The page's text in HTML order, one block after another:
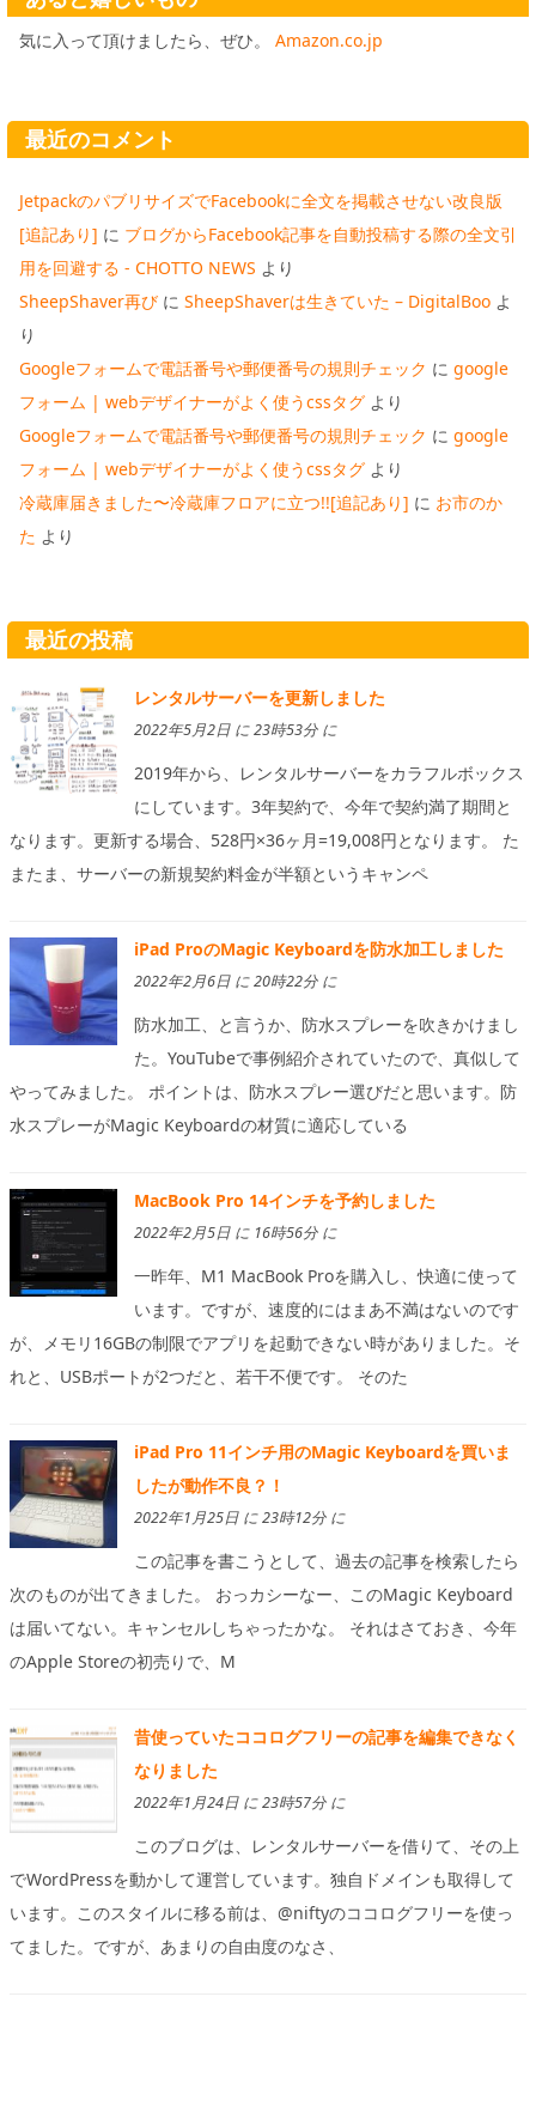
気に入って頂けましたら、ぜひ。 Amazon.co.jp
最近のコメント
JetpackのパブリサイズでFacebookに全文を掲載させない改良版
[追記あり] に ブログからFacebook記事を自動投稿する際の全文引
用を回避する - CHOTTO NEWS より
SheepShaver再び に SheepShaverは生きていた – DigitalBoo よ
り
Googleフォームで電話番号や郵便番号の規則チェック に google
フォーム | webデザイナーがよく使うcssタグ より
Googleフォームで電話番号や郵便番号の規則チェック に google
フォーム | webデザイナーがよく使うcssタグ より
冷蔵庫届きました〜冷蔵庫フロアに立つ!![追記あり] に お市のか
た より
最近の投稿
レンタルサーバーを更新しました
2022年5月2日 に 23時53分 に
2019年から、レンタルサーバーをカラフルボックス
にしています。3年契約で、今年で契約満了期間と
なります。更新する場合、528円×36ヶ月=19,008円となります。 た
またま、サーバーの新規契約料金が半額というキャンペ
iPad ProのMagic Keyboardを防水加工しました
2022年2月6日 に 20時22分 に
防水加工、と言うか、防水スプレーを吹きかけまし
た。YouTubeで事例紹介されていたので、真似して
やってみました。 ポイントは、防水スプレー選びだと思います。防
水スプレーがMagic Keyboardの材質に適応している
MacBook Pro 14インチを予約しました
2022年2月5日 に 16時56分 に
一昨年、M1 MacBook Proを購入し、快適に使って
います。ですが、速度的にはまあ不満はないのです
が、メモリ16GBの制限でアプリを起動できない時がありました。そ
れと、USBポートが2つだと、若干不便です。 そのた
iPad Pro 11インチ用のMagic Keyboardを買いま
したが動作不良？！
2022年1月25日 に 23時12分 に
この記事を書こうとして、過去の記事を検索したら
次のものが出てきました。 おっカシーなー、このMagic Keyboard
は届いてない。キャンセルしちゃったかな。 それはさておき、今年
のApple Storeの初売りで、M
昔使っていたココログフリーの記事を編集できなく
なりました
2022年1月24日 に 23時57分 に
このブログは、レンタルサーバーを借りて、その上
でWordPressを動かして運営しています。独自ドメインも取得して
います。このスタイルに移る前は、@niftyのココログフリーを使っ
てました。ですが、あまりの自由度のなさ、